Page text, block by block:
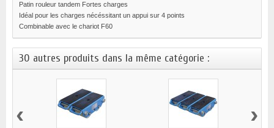
Patin rouleur tandem Fortes charges
Idéal pour les charges nécéssitant un appui sur 4 points
Combinable avec le chariot F60
30 autres produits dans la même catégorie :
‹ ›